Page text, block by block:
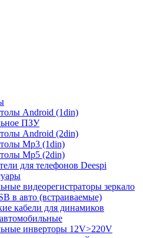
Android (1din)
ПЗУ
Android (2din)
Mp3 (1din)
Mp5 (2din)
для телефонов Deespi
видеорегистраторы зеркало
в авто (встраиваемые)
кабели для динамиков
инверторы 12V>220V